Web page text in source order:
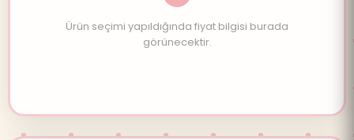
Ürün seçimi yapıldığında fiyat bilgisi burada
görünecektir.